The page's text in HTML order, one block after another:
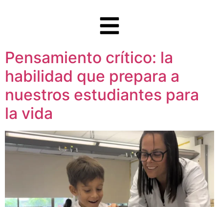
Pensamiento crítico: la
habilidad que prepara a
nuestros estudiantes para
la vida